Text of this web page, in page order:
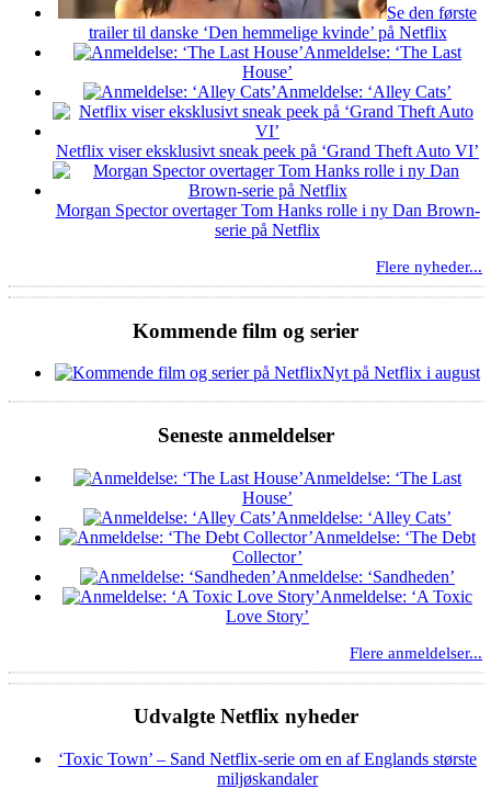
Se den første
trailer til danske ‘Den hemmelige kvinde’ på Netflix
Anmeldelse: ‘The Last
House’
Anmeldelse: ‘Alley Cats’
Netflix viser eksklusivt sneak peek på ‘Grand Theft Auto VI’
Morgan Spector overtager Tom Hanks rolle i ny Dan Brown-
serie på Netflix
Flere nyheder...
Kommende film og serier
Nyt på Netflix i august
Seneste anmeldelser
Anmeldelse: ‘The Last
House’
Anmeldelse: ‘Alley Cats’
Anmeldelse: ‘The Debt
Collector’
Anmeldelse: ‘Sandheden’
Anmeldelse: ‘A Toxic
Love Story’
Flere anmeldelser...
Udvalgte Netflix nyheder
‘Toxic Town’ – Sand Netflix-serie om en af Englands største
miljøskandaler